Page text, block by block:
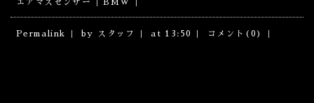
エアマスセンサー BMW
Permalink by スタッフ at 13:50 コメント(0)